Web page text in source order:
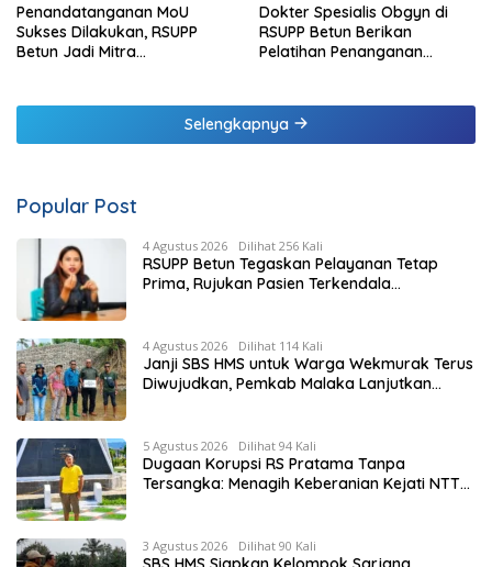
Penandatanganan MoU
Sukses Dilakukan, RSUPP
Betun Jadi Mitra
Dokter Spesialis Obgyn di
RSUPP Betun Berikan
Pelatihan Penanganan
Malaka
Selengkapnya
Popular Post
4 Agustus 2026 Dilihat 256 Kali
RSUPP Betun Tegaskan Pelayanan Tetap
Prima, Rujukan Pasien Terkendala
4 Agustus 2026 Dilihat 114 Kali
Janji SBS HMS untuk Warga Wekmurak Terus
Diwujudkan, Pemkab Malaka Lanjutkan
5 Agustus 2026 Dilihat 94 Kali
Dugaan Korupsi RS Pratama Tanpa
Tersangka: Menagih Keberanian Kejati NTT
3 Agustus 2026 Dilihat 90 Kali